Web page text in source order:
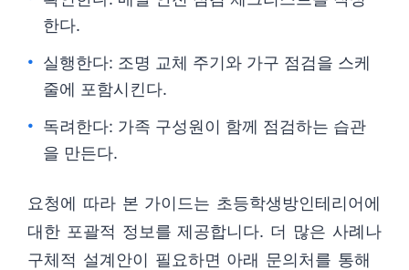
한다.
실행한다: 조명 교체 주기와 가구 점검을 스케
줄에 포함시킨다.
독려한다: 가족 구성원이 함께 점검하는 습관
을 만든다.
요청에 따라 본 가이드는 초등학생방인테리어에
대한 포괄적 정보를 제공합니다. 더 많은 사례나
구체적 설계안이 필요하면 아래 문의처를 통해